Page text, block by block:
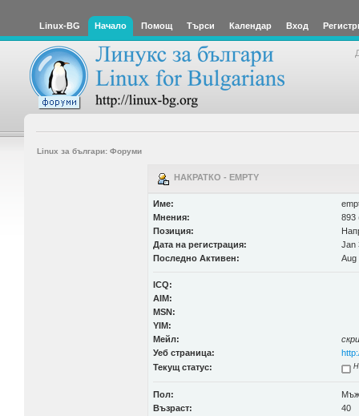
Linux-BG Начало Помощ Търси Календар Вход
Linux за българи: Форуми
НАКРАТКО - EMPTY
Име:
Мнения:
893
Позиция:
Дата на регистрация:
Jan
Последно Активен:
Aug
ICQ:
AIM:
MSN:
YIM:
Мейл:
Уеб страница:
Текущ статус:
Пол:
Мъж
Възраст:
40